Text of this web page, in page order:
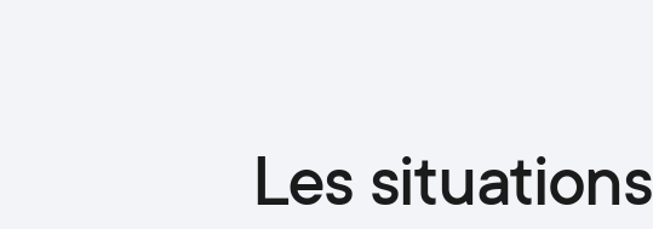
Les situations